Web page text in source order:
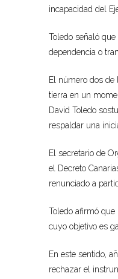
incapacidad del
Toledo señaló
dependencia o
El número dos de
tierra en un
David Toledo
respaldar una
El secretario de
el Decreto
renunciado a
Toledo afirmó
cuyo objetivo es
En este sentido,
rechazar el